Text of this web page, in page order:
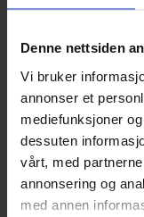
Denne nettsiden
Vi bruker
annonser et
mediefunksjoner
dessuten
vårt, med
annonsering og
med annen
City
Vurdering*
Din vurdering